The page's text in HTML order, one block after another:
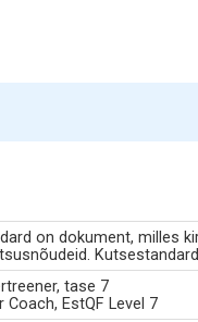
on dokument, milles
tase 7
Coach, EstQF Level 7